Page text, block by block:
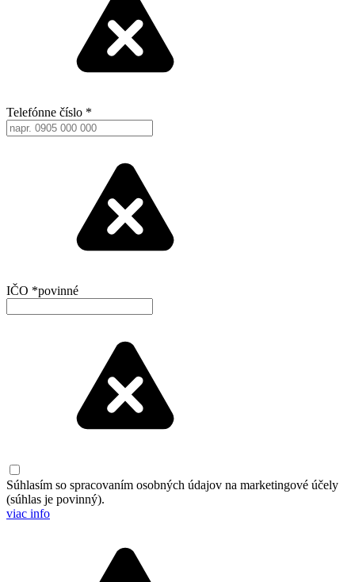
Telefónne číslo *
IČO *povinné
Súhlasím so spracovaním osobných údajov na marketingové účely
(súhlas je povinný).
viac info